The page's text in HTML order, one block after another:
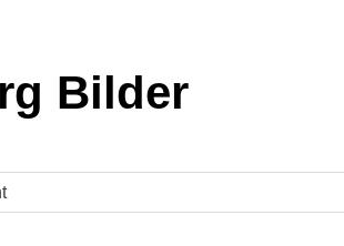
Bilder